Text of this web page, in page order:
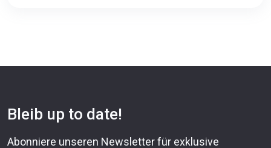
Bleib up to date!
Abonniere unseren Newsletter für exklusive